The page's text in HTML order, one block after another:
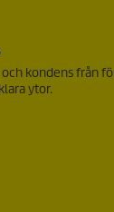
kondens från
ytor.